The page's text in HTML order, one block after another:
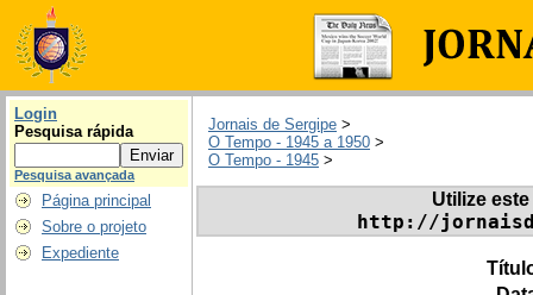
Login
Pesquisa rápida
Pesquisa avançada
Página principal
Sobre o projeto
Expediente
Jornais de Sergipe >
O Tempo - 1945 a 1950 >
O Tempo - 1945 >
Utilize
http://